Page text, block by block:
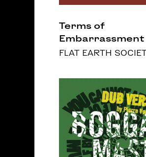
Terms of
Embarrassment
FLAT EARTH